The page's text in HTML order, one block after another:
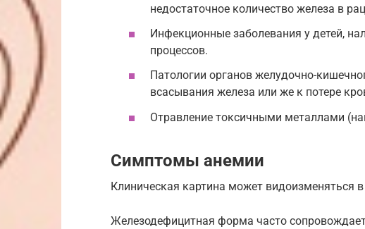
недостаточное количество железа в
Инфекционные заболевания у детей,
процессов.
Патологии органов желудочно-
всасывания железа или же к потере
Отравление токсичными металлами
Симптомы анемии
Клиническая картина может видоизменяться
Железодефицитная форма часто